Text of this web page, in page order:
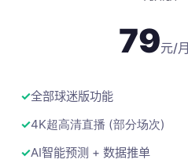
79元/月
全部球迷版功能
4K超高清直播 (部分场次)
AI智能预测 + 数据推单